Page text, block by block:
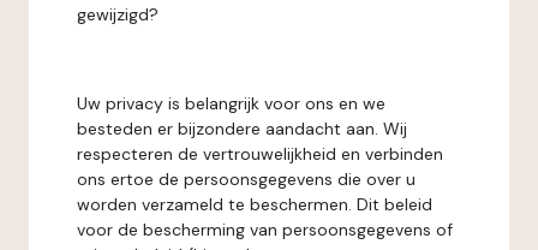
gewijzigd?
Uw privacy is belangrijk voor ons en we
besteden er bijzondere aandacht aan. Wij
respecteren de vertrouwelijkheid en verbinden
ons ertoe de persoonsgegevens die over u
worden verzameld te beschermen. Dit beleid
voor de bescherming van persoonsgegevens of